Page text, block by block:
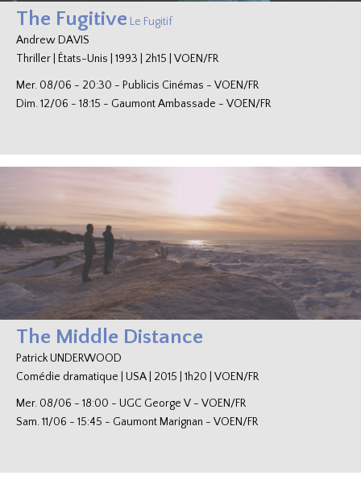
The Fugitive Le Fugitif
Andrew DAVIS
Thriller
États-Unis 1993 2h15 VOEN/FR
Mer. 08/06 - 20:30 - Publicis Cinémas - VOEN/FR
Dim. 12/06 - 18:15 - Gaumont Ambassade - VOEN/FR
The Middle Distance
Patrick UNDERWOOD
Comédie dramatique
USA 2015 1h20 VOEN/FR
Mer. 08/06 - 18:00 - UGC George V - VOEN/FR
Sam. 11/06 - 15:45 - Gaumont Marignan - VOEN/FR